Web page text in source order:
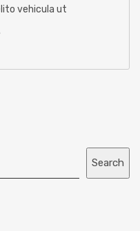
vehicula ut
Search